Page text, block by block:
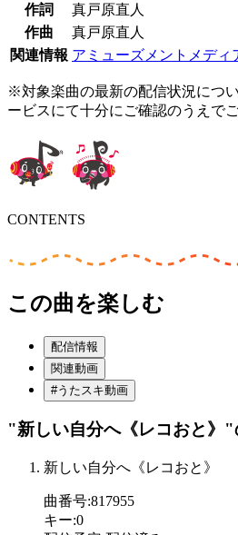
作詞
真戸原直人
作曲
真戸原直人
関連情報 アミューズメントメディ
※対象楽曲の最新の配信状況につ
ービスにて十分にご確認のうえで
CONTENTS
この曲を楽しむ
配信情報
関連動画
#うたスキ動画
"新しい自分へ《レコおと》"
新しい自分へ《レコおと》
曲番号:817955
キー:0